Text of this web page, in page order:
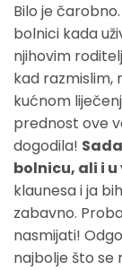
Bilo je
bolnici kada
njihovim
kad razmislim,
kućnom
prednost ove
dogodila!
bolnicu, ali i
klaunesa i ja
zabavno.
nasmijati!
najbolje što se